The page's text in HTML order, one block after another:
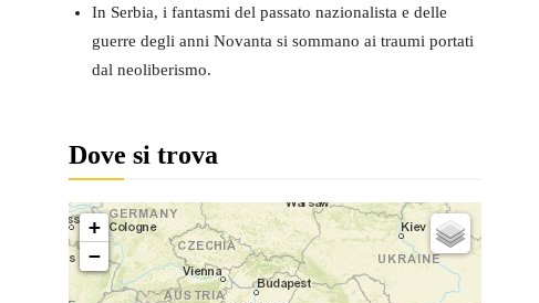
In Serbia, i fantasmi del passato nazionalista e delle
guerre degli anni Novanta si sommano ai traumi portati
dal neoliberismo.
Dove si trova